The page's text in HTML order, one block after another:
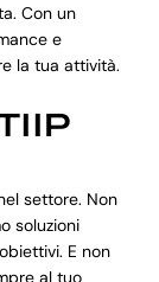
Con un
e
la tua attività.
settore. Non
soluzioni
E non